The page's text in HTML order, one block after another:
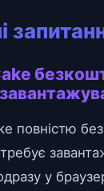
повністю
у